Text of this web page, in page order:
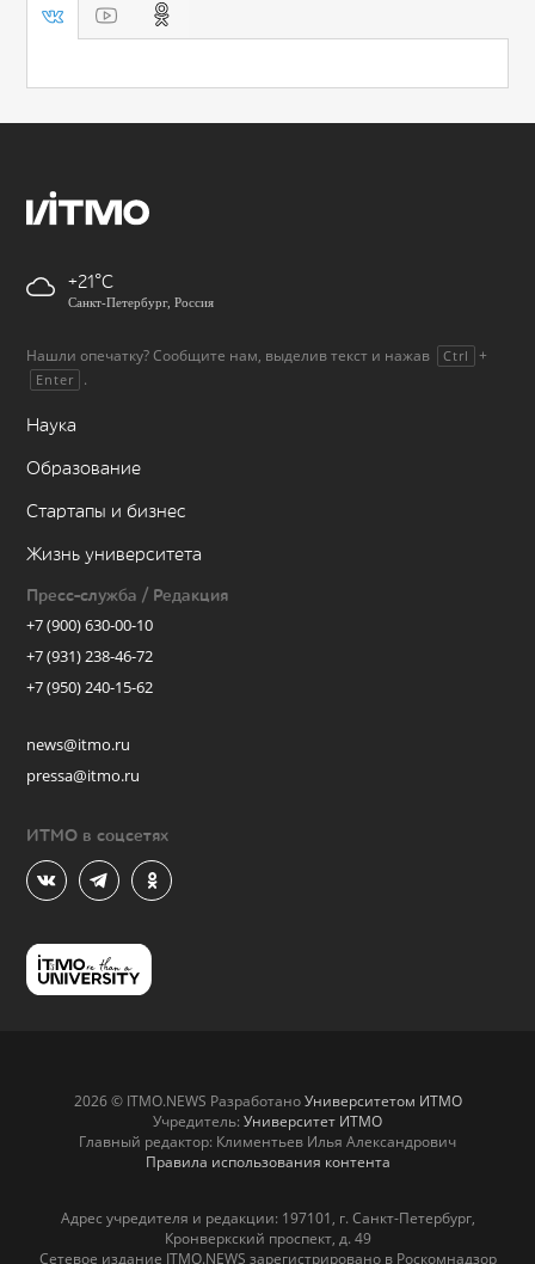
+21
Санкт-Петербург, Россия
Нашли опечатку? Сообщите нам, выделив текст и нажав Ctrl +
Enter .
Наука
Образование
Стартапы и бизнес
Жизнь университета
Пресс-служба / Редакция
+7 (900) 630-00-10
+7 (931) 238-46-72
+7 (950) 240-15-62
news@itmo.ru
pressa@itmo.ru
ИТМО в соцсетях
2026 © ITMO.NEWS РазработаноУниверситетом ИТМО
Учредитель: Университет ИТМО
Главный редактор: Климентьев Илья Александрович
Правила использования контента
Адрес учредителя и редакции: 197101, г. Санкт-Петербург,
Кронверкский проспект, д. 49
Сетевое издание ITMO.NEWS зарегистрировано в Роскомнадзор